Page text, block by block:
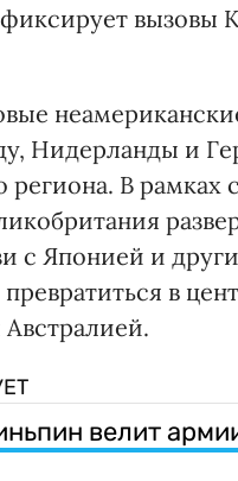
вызовы
Нидерланды и
региона. В
с Японией и
в
велит